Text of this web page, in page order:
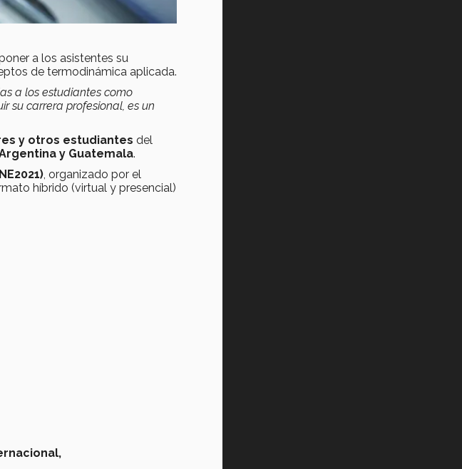
a los asistentes su
de termodinámica aplicada.
a los estudiantes como
su carrera profesional, es un
y otros estudiantes del
y Guatemala.
, organizado por el
híbrido (virtual y presencial)